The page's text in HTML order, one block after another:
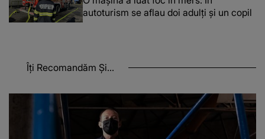
autoturism se aflau doi adulți și un copil
Îți Recomandăm Și...